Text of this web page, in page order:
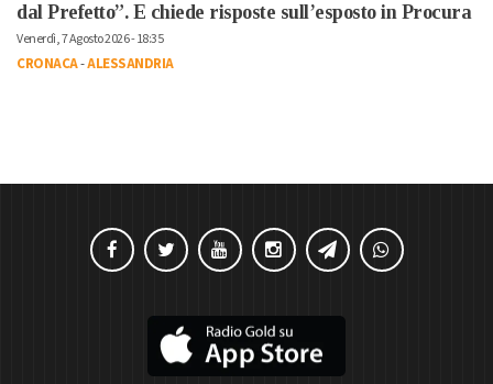
dal Prefetto”. E chiede risposte sull’esposto in Procura
Venerdì, 7 Agosto 2026 - 18:35
CRONACA-ALESSANDRIA